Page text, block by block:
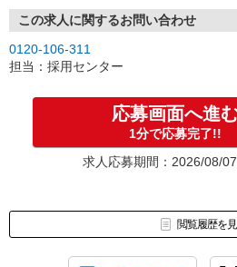
この求人に関するお問い合わせ
0120-106-311
担当：採用センター
応募画面へ進
1分で応募完了!!
求人応募期間：2026/08/
閲覧履歴を